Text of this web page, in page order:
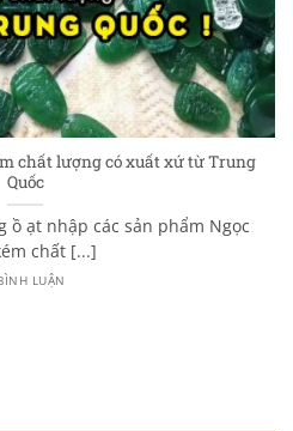
chất lượng có xuất xứ từ Trung
Quốc
ồ ạt nhập các sản phẩm Ngọc
chất [...]
LUẬN